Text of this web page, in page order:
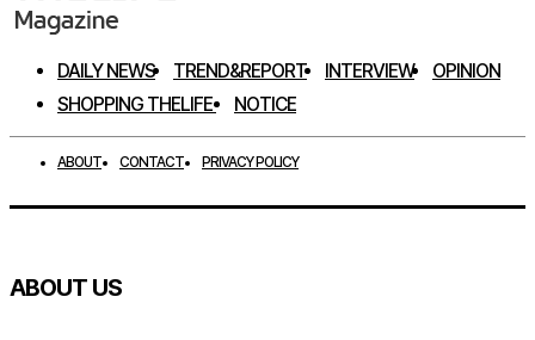
DAILY NEWS TREND&REPORT INTERVIEW
OPINION
SHOPPING THELIFE
NOTICE
ABOUT CONTACT PRIVACY POLICY
ABOUT US